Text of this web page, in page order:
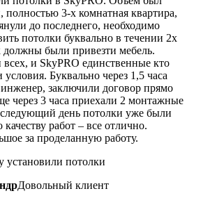
полностью 3-х комнатная квартира,
до последнего, необходимо
потолки буквально в течении 2х
должны были привезти мебель.
и SkyPRO единственные кто
Буквально через 1,5 часа
заключили договор прямо
через 3 часа приехали 2 монтажные
день потолки уже были
работ – все отлично.
за проделанную работу.
Довольный клиент